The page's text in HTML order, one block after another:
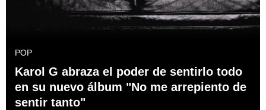
POP
Karol G abraza el poder de sentirlo todo
en su nuevo álbum "No me arrepiento de
sentir tanto"